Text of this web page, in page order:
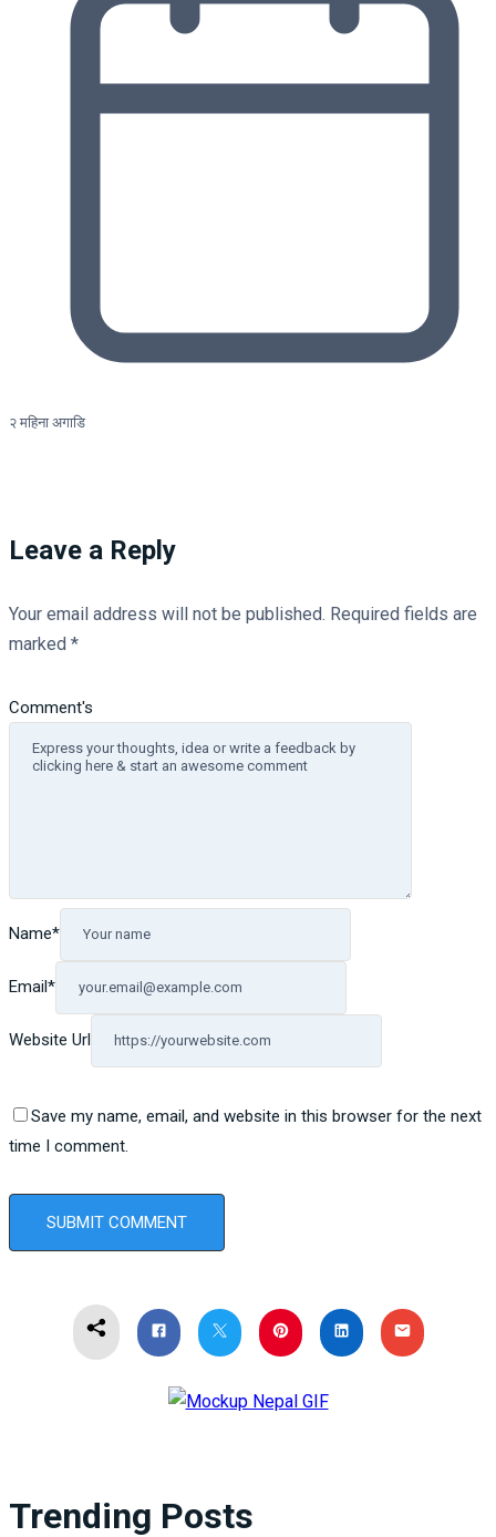
२ महिना अगाडि
Leave a Reply
Your email address will not be published. Required fields are
marked *
Comment's
Name*
Email*
Website Url
Save my name, email, and website in this browser for the next
time I comment.
Trending Posts